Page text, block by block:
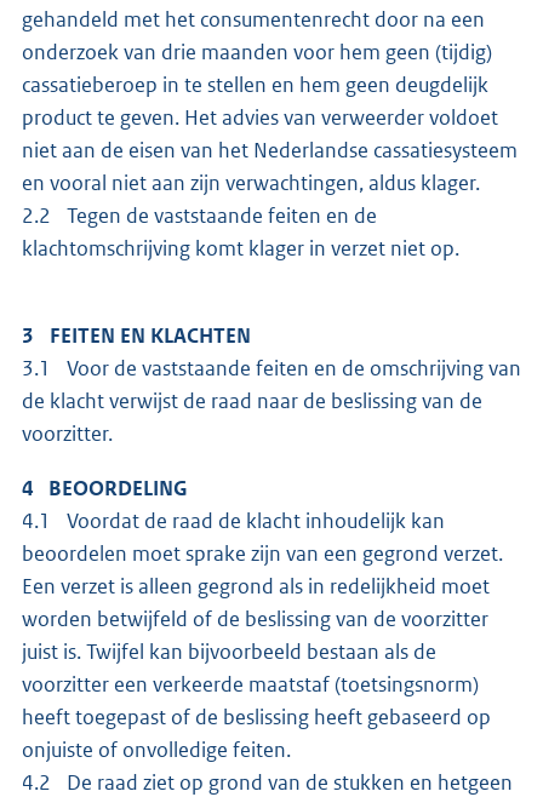
gehandeld met het consumentenrecht door na een
onderzoek van drie maanden voor hem geen (tijdig)
cassatieberoep in te stellen en hem geen deugdelijk
product te geven. Het advies van verweerder voldoet
niet aan de eisen van het Nederlandse cassatiesysteem
en vooral niet aan zijn verwachtingen, aldus klager.
2.2 Tegen de vaststaande feiten en de
klachtomschrijving komt klager in verzet niet op.
3 FEITEN EN KLACHTEN
3.1 Voor de vaststaande feiten en de omschrijving van
de klacht verwijst de raad naar de beslissing van de
voorzitter.
4 BEOORDELING
4.1 Voordat de raad de klacht inhoudelijk kan
beoordelen moet sprake zijn van een gegrond verzet.
Een verzet is alleen gegrond als in redelijkheid moet
worden betwijfeld of de beslissing van de voorzitter
juist is. Twijfel kan bijvoorbeeld bestaan als de
voorzitter een verkeerde maatstaf (toetsingsnorm)
heeft toegepast of de beslissing heeft gebaseerd op
onjuiste of onvolledige feiten.
4.2 De raad ziet op grond van de stukken en hetgeen